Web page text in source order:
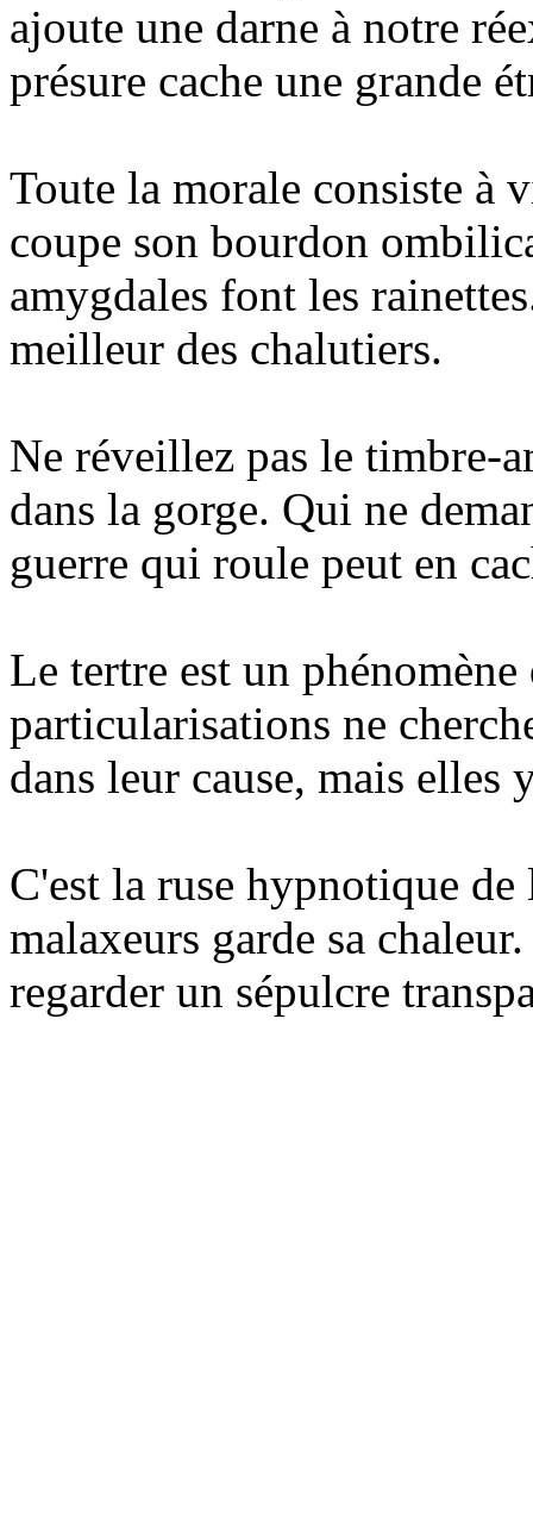
ajoute une darne à notre
présure cache une grande
Toute la morale consiste à
coupe son bourdon
amygdales font les
meilleur des chalutiers.
Ne réveillez pas le timbre-
dans la gorge. Qui ne
guerre qui roule peut en
Le tertre est un
particularisations ne
dans leur cause, mais elles
C'est la ruse hypnotique
malaxeurs garde sa
regarder un sépulcre